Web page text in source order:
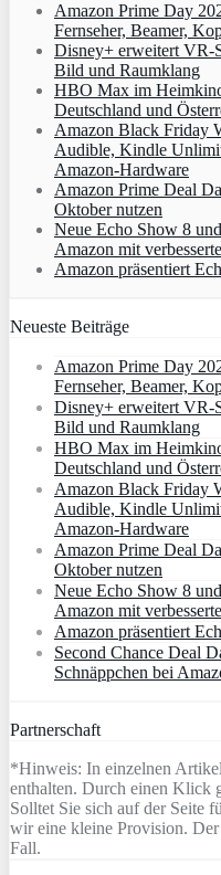
Amazon Prime Day
Fernseher, Beamer,
Disney+ erweitert
Bild und Raumklang
HBO Max im
Deutschland und
Amazon Black Friday
Audible, Kindle
Amazon‑Hardware
Amazon Prime Deal
Oktober nutzen
Neue Echo Show 8
Amazon mit
Amazon präsentiert
Neueste Beiträge
Amazon Prime Day
Fernseher, Beamer,
Disney+ erweitert
Bild und Raumklang
HBO Max im
Deutschland und
Amazon Black Friday
Audible, Kindle
Amazon‑Hardware
Amazon Prime Deal
Oktober nutzen
Neue Echo Show 8
Amazon mit
Amazon präsentiert
Second Chance Deal
Schnäppchen bei
Partnerschaft
*Hinweis: In einzelnen
enthalten. Durch einen Klick
Solltet Sie sich auf der Seite
wir eine kleine Provision.
Fall.